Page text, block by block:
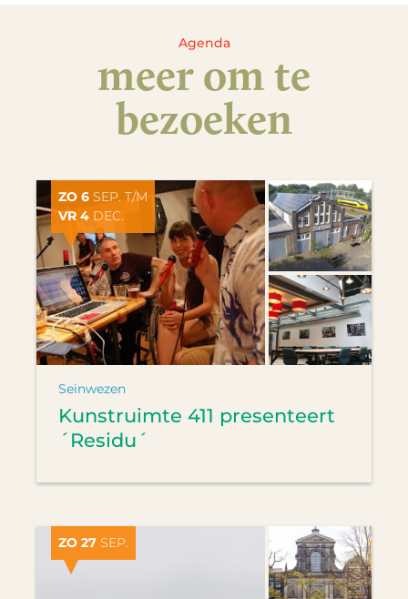
Agenda
meer om te
bezoeken
ZO 6 SEP. T/M
VR 4 DEC.
Seinwezen
Kunstruimte 411 presenteert
´Residu´
ZO 27 SEP.